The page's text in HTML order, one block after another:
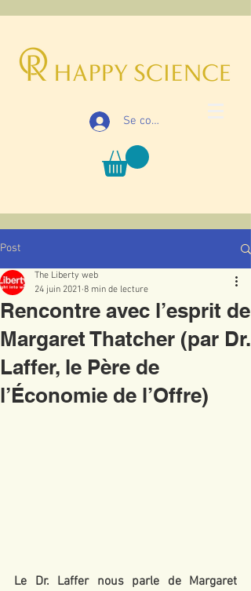
Se connecter
Post
Rencontre avec l’esprit de
Margaret Thatcher (par Dr.
Laffer, le Père de
l’Économie de l’Offre)
The Liberty web
24 juin 2021 8 min de lecture
Le Dr. Laffer nous parle de Margaret